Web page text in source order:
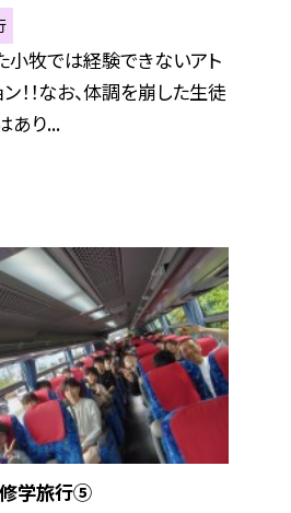
小牧では経験できないアト
！！なお、体調を崩した生徒
あり...
学旅行⑤